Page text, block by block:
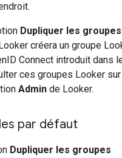
Dupliquer les groupes
créera un groupe
Connect introduit dans
ces groupes Looker
Admin de Looker.
par défaut
Dupliquer les groupes